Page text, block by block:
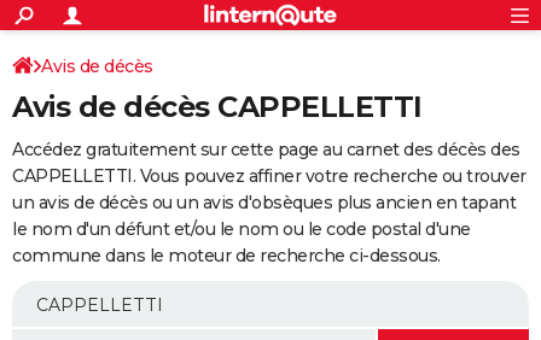
ACTUALITÉS
Politique
Société
Faits Divers
Education
Monde
Villes
+
SPORT
Coupe du monde 2026
Football
Tennis
Cyclisme
Rugby
Forum
Programme TV
TNT
Streaming
Cinéma
Sorties cinéma
Musique
+
FINANCE
Impôts
Immobilier
Risques naturels par ville
Banque
Assurance
Crédit
AUTO
Essais
Réserver un essai
Citadines
Berlines
SUV
Forum auto
+
Mobiles
Meilleur smartphone
Internet
Ordinateurs
Jeux vidéo
Guide high-tech
Avis de décès
Avis de décès CAPPELLETTI
Accédez gratuitement sur cette page au carnet des décès des
CAPPELLETTI. Vous pouvez affiner votre recherche ou trouver
un avis de décès ou un avis d'obsèques plus ancien en tapant
le nom d'un défunt et/ou le nom ou le code postal d'une
commune dans le moteur de recherche ci-dessous.